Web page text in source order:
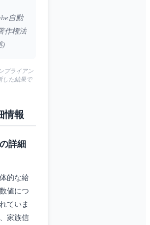
自動
作権法
)
プライアン
した結果で
情報
詳細
的な給
値につ
ていま
家族信